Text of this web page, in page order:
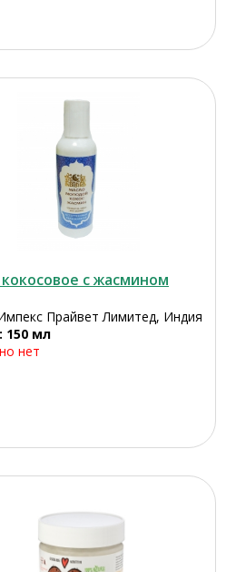
с жасмином
Прайвет Лимитед, Индия
150 мл
нет